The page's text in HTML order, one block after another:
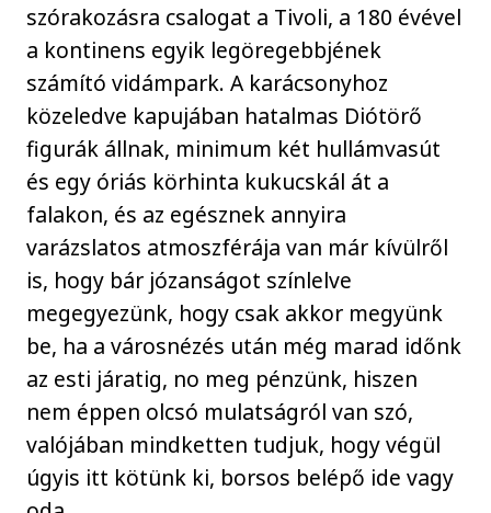
szórakozásra csalogat a Tivoli, a 180 évével
a kontinens egyik legöregebbjének
számító vidámpark. A karácsonyhoz
közeledve kapujában hatalmas Diótörő
figurák állnak, minimum két hullámvasút
és egy óriás körhinta kukucskál át a
falakon, és az egésznek annyira
varázslatos atmoszférája van már kívülről
is, hogy bár józanságot színlelve
megegyezünk, hogy csak akkor megyünk
be, ha a városnézés után még marad időnk
az esti járatig, no meg pénzünk, hiszen
nem éppen olcsó mulatságról van szó,
valójában mindketten tudjuk, hogy végül
úgyis itt kötünk ki, borsos belépő ide vagy